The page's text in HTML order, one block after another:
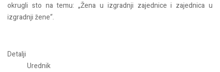
okrugli sto na temu: „Žena u izgradnji zajednice i zajednica u
izgradnji žene“.
Detalji
Urednik